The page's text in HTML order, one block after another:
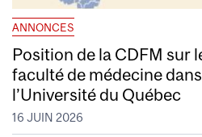
ANNONCES
Position de la CDFM sur
faculté de médecine
l’Université du Québec
16 JUIN 2026